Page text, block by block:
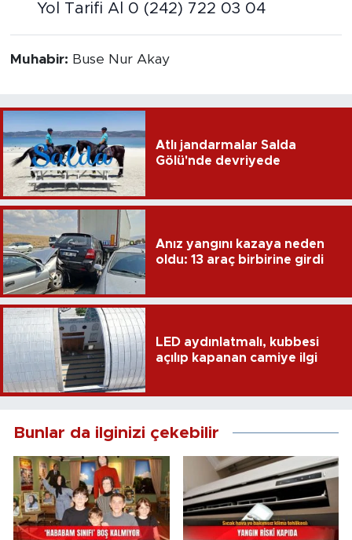
Yol Tarifi Al 0 (242) 722 03 04
Muhabir: Buse Nur Akay
Atlı jandarmalar Salda
Gölü'nde devriyede
Anız yangını kazaya neden
oldu: 13 araç birbirine girdi
LED aydınlatmalı, kubbesi
açılıp kapanan camiye ilgi
Bunlar da ilginizi çekebilir